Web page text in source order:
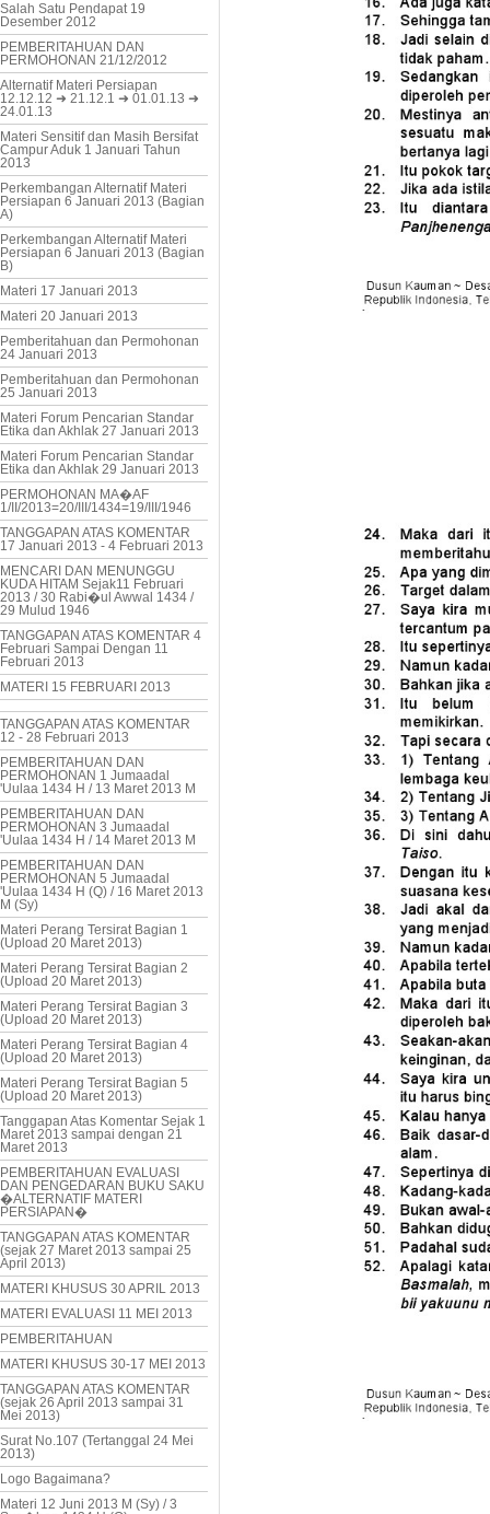
Salah Satu Pendapat 19
Desember 2012
PEMBERITAHUAN DAN
PERMOHONAN 21/12/2012
Alternatif Materi Persiapan
12.12.12 ➜ 21.12.1 ➜ 01.01.13 ➜
24.01.13
Materi Sensitif dan Masih Bersifat
Campur Aduk 1 Januari Tahun
2013
Perkembangan Alternatif Materi
Persiapan 6 Januari 2013 (Bagian
A)
Perkembangan Alternatif Materi
Persiapan 6 Januari 2013 (Bagian
B)
Materi 17 Januari 2013
Materi 20 Januari 2013
Pemberitahuan dan Permohonan
24 Januari 2013
Pemberitahuan dan Permohonan
25 Januari 2013
Materi Forum Pencarian Standar
Etika dan Akhlak 27 Januari 2013
Materi Forum Pencarian Standar
Etika dan Akhlak 29 Januari 2013
PERMOHONAN MA�AF
1/II/2013=20/III/1434=19/III/1946
TANGGAPAN ATAS KOMENTAR
17 Januari 2013 - 4 Februari 2013
MENCARI DAN MENUNGGU
KUDA HITAM Sejak11 Februari
2013 / 30 Rabi�ul Awwal 1434 /
29 Mulud 1946
TANGGAPAN ATAS KOMENTAR 4
Februari Sampai Dengan 11
Februari 2013
MATERI 15 FEBRUARI 2013
TANGGAPAN ATAS KOMENTAR
12 - 28 Februari 2013
PEMBERITAHUAN DAN
PERMOHONAN 1 Jumaadal
'Uulaa 1434 H / 13 Maret 2013 M
PEMBERITAHUAN DAN
PERMOHONAN 3 Jumaadal
'Uulaa 1434 H / 14 Maret 2013 M
PEMBERITAHUAN DAN
PERMOHONAN 5 Jumaadal
'Uulaa 1434 H (Q) / 16 Maret 2013
M (Sy)
Materi Perang Tersirat Bagian 1
(Upload 20 Maret 2013)
Materi Perang Tersirat Bagian 2
(Upload 20 Maret 2013)
Materi Perang Tersirat Bagian 3
(Upload 20 Maret 2013)
Materi Perang Tersirat Bagian 4
(Upload 20 Maret 2013)
Materi Perang Tersirat Bagian 5
(Upload 20 Maret 2013)
Tanggapan Atas Komentar Sejak 1
Maret 2013 sampai dengan 21
Maret 2013
PEMBERITAHUAN EVALUASI
DAN PENGEDARAN BUKU SAKU
�ALTERNATIF MATERI
PERSIAPAN�
TANGGAPAN ATAS KOMENTAR
(sejak 27 Maret 2013 sampai 25
April 2013)
MATERI KHUSUS 30 APRIL 2013
MATERI EVALUASI 11 MEI 2013
PEMBERITAHUAN
MATERI KHUSUS 30-17 MEI 2013
TANGGAPAN ATAS KOMENTAR
(sejak 26 April 2013 sampai 31
Mei 2013)
Surat No.107 (Tertanggal 24 Mei
2013)
Logo Bagaimana?
Materi 12 Juni 2013 M (Sy) / 3